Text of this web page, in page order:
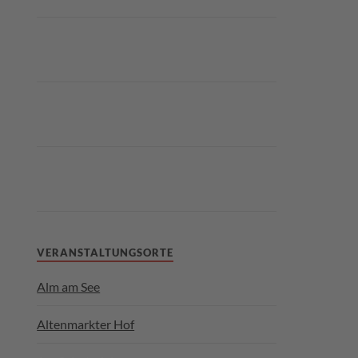
VERANSTALTUNGSORTE
Alm am See
Altenmarkter Hof